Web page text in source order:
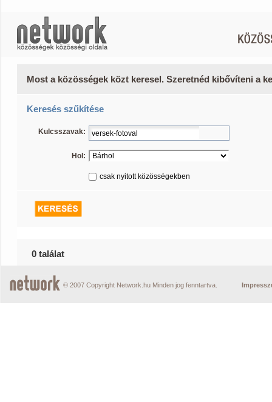
Most a közösségek közt keresel. Szeretnéd kibővíteni a
Keresés szűkítése
Kulcsszavak:
Hol:
csak nyitott közösségekben
0 találat
© 2007 Copyright Network.hu Minden jog fenntartva.